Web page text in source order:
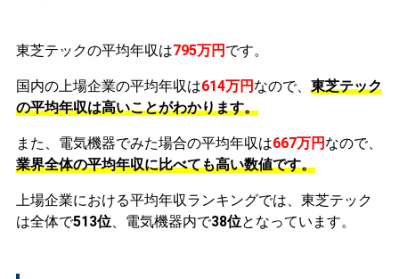
東芝テックの平均年収は795万円 です。
国内の上場企業の平均年収は614万円 なので、 東芝テック
の平均年収は高いことがわかります。
また、電気機器でみた場合の平均年収は667万円 なので、
業界全体の平均年収に比べても高い数値です。
上場企業における平均年収ランキングでは、東芝テック
は全体で513位、電気機器内で38位となっています。